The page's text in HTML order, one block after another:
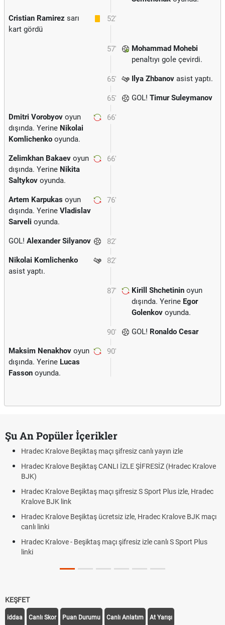
52'
Cristian Ramirez sarı
kart gördü
57'
Mohammad Mohebi
penaltıyı gole çevirdi.
65' Ilya Zhbanov asist yaptı.
65' GOL! Timur Suleymanov
66'
Dmitri Vorobyov oyun
dışında. Yerine Nikolai
Komlichenko oyunda.
66'
Zelimkhan Bakaev oyun
dışında. Yerine Nikita
Saltykov oyunda.
76'
Artem Karpukas oyun
dışında. Yerine Vladislav
Sarveli oyunda.
82'
GOL! Alexander Silyanov
82'
Nikolai Komlichenko
asist yaptı.
87' Kirill Shchetinin oyun
dışında. Yerine Egor
Golenkov oyunda.
90' GOL! Ronaldo Cesar
90'
Maksim Nenakhov oyun
dışında. Yerine Lucas
Fasson oyunda.
Şu An Popüler İçerikler
Hradec Kralove Beşiktaş maçı şifresiz canlı yayın izle
Hradec Kralove Beşiktaş CANLI İZLE ŞİFRESİZ (Hradec Kralove
BJK)
Hradec Kralove Beşiktaş maçı şifresiz S Sport Plus izle, Hradec
Kralove BJK link
Hradec Kralove Beşiktaş ücretsiz izle, Hradec Kralove BJK maçı
canlı linki
Hradec Kralove - Beşiktaş maçı şifresiz izle canlı S Sport Plus
linki
KEŞFET
iddaa Canlı Skor Puan Durumu Canlı Anlatım At Yarışı